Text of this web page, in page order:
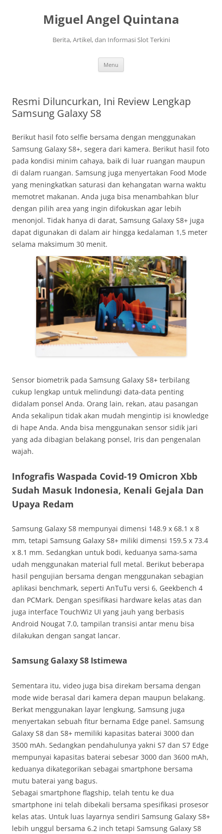
Miguel Angel Quintana
Berita, Artikel, dan Informasi Slot Terkini
Menu
Resmi Diluncurkan, Ini Review Lengkap
Samsung Galaxy S8
Berikut hasil foto selfie bersama dengan menggunakan
Samsung Galaxy S8+, segera dari kamera. Berikut hasil foto
pada kondisi minim cahaya, baik di luar ruangan maupun
di dalam ruangan. Samsung juga menyertakan Food Mode
yang meningkatkan saturasi dan kehangatan warna waktu
memotret makanan. Anda juga bisa menambahkan blur
dengan pilih area yang ingin difokuskan agar lebih
menonjol. Tidak hanya di darat, Samsung Galaxy S8+ juga
dapat digunakan di dalam air hingga kedalaman 1,5 meter
selama maksimum 30 menit.
Sensor biometrik pada Samsung Galaxy S8+ terbilang
cukup lengkap untuk melindungi data-data penting
didalam ponsel Anda. Orang lain, rekan, atau pasangan
Anda sekalipun tidak akan mudah mengintip isi knowledge
di hape Anda. Anda bisa menggunakan sensor sidik jari
yang ada dibagian belakang ponsel, Iris dan pengenalan
wajah.
Infografis Waspada Covid-19 Omicron Xbb
Sudah Masuk Indonesia, Kenali Gejala Dan
Upaya Redam
Samsung Galaxy S8 mempunyai dimensi 148.9 x 68.1 x 8
mm, tetapi Samsung Galaxy S8+ miliki dimensi 159.5 x 73.4
x 8.1 mm. Sedangkan untuk bodi, keduanya sama-sama
udah menggunakan material full metal. Berikut beberapa
hasil pengujian bersama dengan menggunakan sebagian
aplikasi benchmark, seperti AnTuTu versi 6, Geekbench 4
dan PCMark. Dengan spesifikasi hardware kelas atas dan
juga interface TouchWiz UI yang jauh yang berbasis
Android Nougat 7.0, tampilan transisi antar menu bisa
dilakukan dengan sangat lancar.
Samsung Galaxy S8 Istimewa
Sementara itu, video juga bisa direkam bersama dengan
mode wide berasal dari kamera depan maupun belakang.
Berkat menggunakan layar lengkung, Samsung juga
menyertakan sebuah fitur bernama Edge panel. Samsung
Galaxy S8 dan S8+ memiliki kapasitas baterai 3000 dan
3500 mAh. Sedangkan pendahulunya yakni S7 dan S7 Edge
mempunyai kapasitas baterai sebesar 3000 dan 3600 mAh,
keduanya dikategorikan sebagai smartphone bersama
mutu baterai yang bagus.
Sebagai smartphone flagship, telah tentu ke dua
smartphone ini telah dibekali bersama spesifikasi prosesor
kelas atas. Untuk luas layarnya sendiri Samsung Galaxy S8+
lebih unggul bersama 6.2 inch tetapi Samsung Galaxy S8